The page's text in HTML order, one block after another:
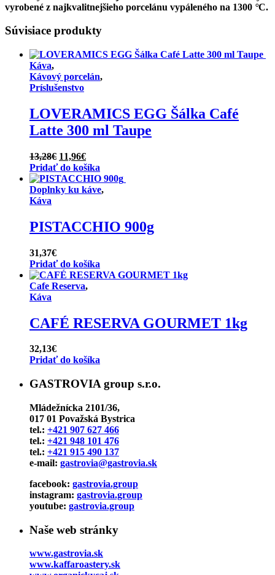
vyrobené z najkvalitnejšieho porcelánu vypáleného na 1300 °C.
Súvisiace produkty
Káva,
Kávový porcelán,
Príslušenstvo
LOVERAMICS EGG Šálka Café
Latte 300 ml Taupe
13,28€ Pôvodná
cena
bola:
13,28€.
11,96€Aktuálna
cena
je:
11,96€.
Pridať do košíka
Doplnky ku káve,
Káva
PISTACCHIO 900g
31,37€
Pridať do košíka
Cafe Reserva,
Káva
CAFÉ RESERVA GOURMET 1kg
32,13€
Pridať do košíka
GASTROVIA group s.r.o.
Mládežnícka 2101/36,
017 01 Považská Bystrica
tel.: +421 907 627 466
tel.: +421 948 101 476
tel.: +421 915 490 137
e-mail: gastrovia@gastrovia.sk
facebook: gastrovia.group
instagram: gastrovia.group
youtube: gastrovia.group
Naše web stránky
www.gastrovia.sk
www.kaffaroastery.sk